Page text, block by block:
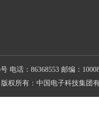
电话：86368553 邮编：
版权所有：中国电子科技集团